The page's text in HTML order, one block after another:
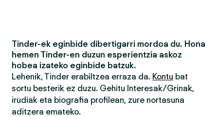
Tinder-ek eginbide dibertigarri mordoa du. Hona
hemen Tinder-en duzun esperientzia askoz
hobea izateko eginbide batzuk.
Lehenik, Tinder erabiltzea erraza da. Kontu bat
sortu besterik ez duzu. Gehitu Interesak/Grinak,
irudiak eta biografia profilean, zure nortasuna
aditzera emateko.